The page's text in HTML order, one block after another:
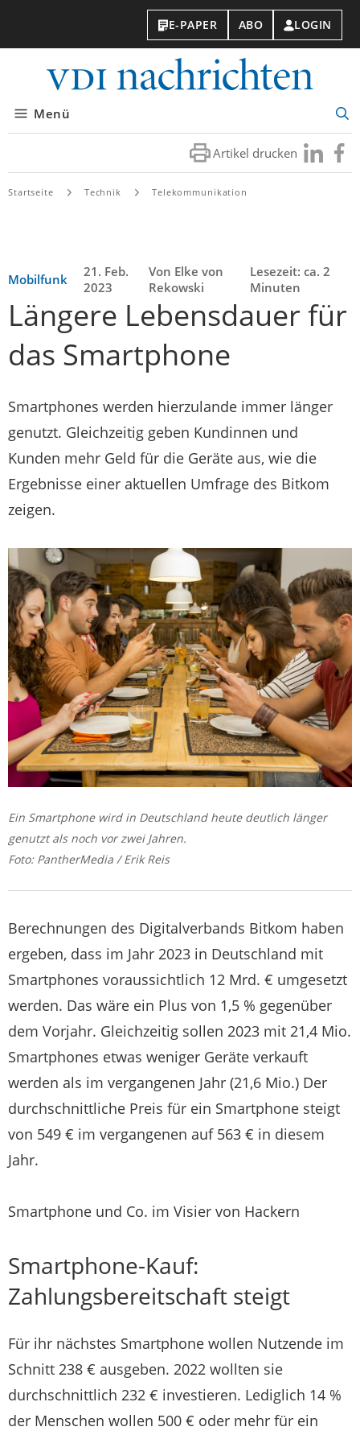
E-PAPER ABO LOGIN
Menü
Artikel drucken Besuchen
Sie
Sie
Startseite Technik Telekommunikation
Mobilfunk
21. Feb.
2023
Von Elke von
Rekowski
Lesezeit: ca. 2
Minuten
Längere Lebensdauer für
das Smartphone
Smartphones werden hierzulande immer länger
genutzt. Gleichzeitig geben Kundinnen und
Kunden mehr Geld für die Geräte aus, wie die
Ergebnisse einer aktuellen Umfrage des Bitkom
zeigen.
Ein Smartphone wird in Deutschland heute deutlich länger
genutzt als noch vor zwei Jahren.
Foto: PantherMedia / Erik Reis
Berechnungen des Digitalverbands Bitkom haben
ergeben, dass im Jahr 2023 in Deutschland mit
Smartphones voraussichtlich 12 Mrd. € umgesetzt
werden. Das wäre ein Plus von 1,5 % gegenüber
dem Vorjahr. Gleichzeitig sollen 2023 mit 21,4 Mio.
Smartphones etwas weniger Geräte verkauft
werden als im vergangenen Jahr (21,6 Mio.) Der
durchschnittliche Preis für ein Smartphone steigt
von 549 € im vergangenen auf 563 € in diesem
Jahr.
Smartphone und Co. im Visier von Hackern
Smartphone-Kauf:
Zahlungsbereitschaft steigt
Für ihr nächstes Smartphone wollen Nutzende im
Schnitt 238 € ausgeben. 2022 wollten sie
durchschnittlich 232 € investieren. Lediglich 14 %
der Menschen wollen 500 € oder mehr für ein